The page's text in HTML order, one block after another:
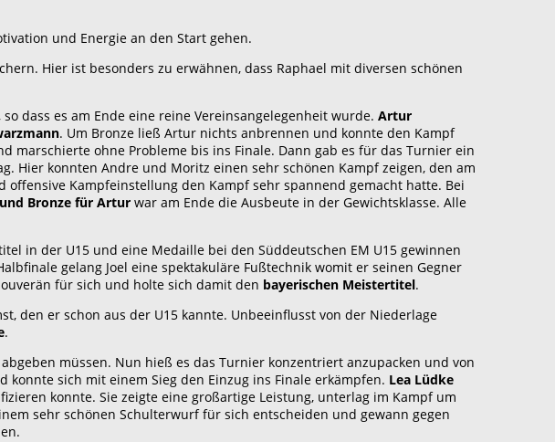
und Energie an den Start gehen.
Hier ist besonders zu erwähnen, dass Raphael mit diversen schönen
dass es am Ende eine reine Vereinsangelegenheit wurde. Artur
. Um Bronze ließ Artur nichts anbrennen und konnte den Kampf
marschierte ohne Probleme bis ins Finale. Dann gab es für das Turnier ein
Hier konnten Andre und Moritz einen sehr schönen Kampf zeigen, den am
Kampfeinstellung den Kampf sehr spannend gemacht hatte. Bei
Bronze für Artur war am Ende die Ausbeute in der Gewichtsklasse. Alle
in der U15 und eine Medaille bei den Süddeutschen EM U15 gewinnen
gelang Joel eine spektakuläre Fußtechnik womit er seinen Gegner
für sich und holte sich damit den bayerischen Meistertitel.
den er schon aus der U15 kannte. Unbeeinflusst von der Niederlage
.
abgeben müssen. Nun hieß es das Turnier konzentriert anzupacken und von
konnte sich mit einem Sieg den Einzug ins Finale erkämpfen. Lea Lüdke
konnte. Sie zeigte eine großartige Leistung, unterlag im Kampf um
sehr schönen Schulterwurf für sich entscheiden und gewann gegen